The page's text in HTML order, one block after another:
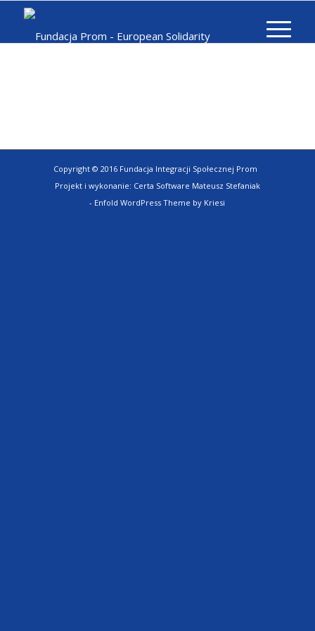
Copyright © 2016 Fundacja Integracji Społecznej Prom
Projekt i wykonanie: Certa Software Mateusz Stefaniak
- Enfold WordPress Theme by Kriesi